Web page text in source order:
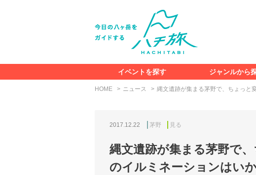
イベントを探す
ジャンルから
食べる
見る
知る
遊ぶ
特集＆レポ
HOME ニュース 縄文遺跡が集まる茅野で、ちょっと
2017.12.22 茅野 見る
縄文遺跡が集まる茅野で
のイルミネーションはい